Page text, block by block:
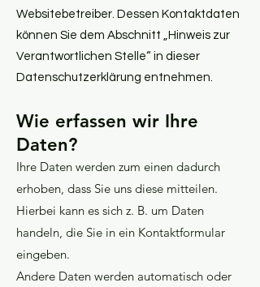
Websitebetreiber. Dessen Kontaktdaten
können Sie dem Abschnitt „Hinweis zur
Verantwortlichen Stelle“ in dieser
Datenschutzerklärung entnehmen.
Wie erfassen wir Ihre
Daten?
Ihre Daten werden zum einen dadurch
erhoben, dass Sie uns diese mitteilen.
Hierbei kann es sich z. B. um Daten
handeln, die Sie in ein Kontaktformular
eingeben.
Andere Daten werden automatisch oder